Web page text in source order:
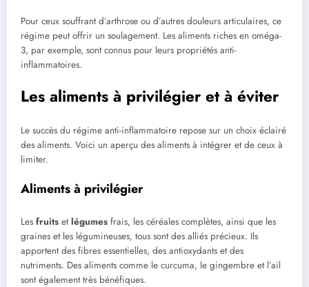
Pour ceux souffrant d’arthrose ou d’autres douleurs articulaires, ce
régime peut offrir un soulagement. Les aliments riches en oméga-
3, par exemple, sont connus pour leurs propriétés anti-
inflammatoires.
Les aliments à privilégier et à éviter
Le succès du régime anti-inflammatoire repose sur un choix éclairé
des aliments. Voici un aperçu des aliments à intégrer et de ceux à
limiter.
Aliments à privilégier
Les fruits etlégumes frais, les céréales complètes, ainsi que les
graines et les légumineuses, tous sont des alliés précieux. Ils
apportent des fibres essentielles, des antioxydants et des
nutriments. Des aliments comme le curcuma, le gingembre et l’ail
sont également très bénéfiques.